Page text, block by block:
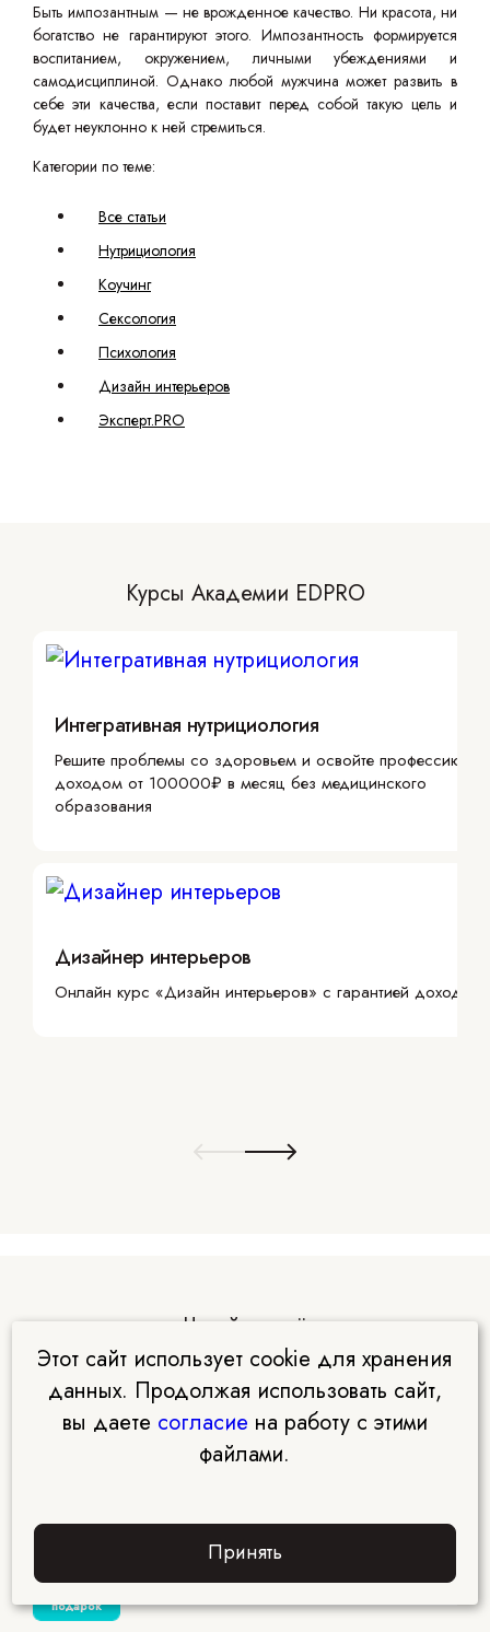
подарок
Быть импозантным — не врожденное качество. Ни красота, ни
богатство не гарантируют этого. Импозантность формируется
воспитанием, окружением, личными убеждениями и
самодисциплиной. Однако любой мужчина может развить в
себе эти качества, если поставит перед собой такую цель и
будет неуклонно к ней стремиться.
Категории по теме:
Все статьи
Нутрициология
Коучинг
Сексология
Психология
Дизайн интерьеров
Эксперт.PRO
Курсы Академии EDPRO
Интегративная нутрициология
Решите проблемы со здоровьем и освойте профессию с
доходом от 100000₽ в месяц без медицинского
образования
Дизайнер интерьеров
Онлайн курс «Дизайн интерьеров» с гарантией дохода
Читайте ещё
Психологическое консультирование: путь к
Этот сайт использует cookie для хранения
данных. Продолжая использовать сайт,
вы даете согласие на работу с этими
файлами.
Принять